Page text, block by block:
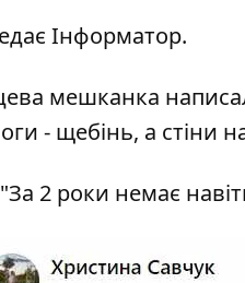
Інформатор.
мешканка
- щебінь, а стіни
"За 2 роки немає